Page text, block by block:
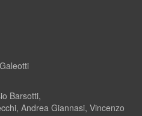
Barsotti,
Andrea Giannasi, Vincenzo